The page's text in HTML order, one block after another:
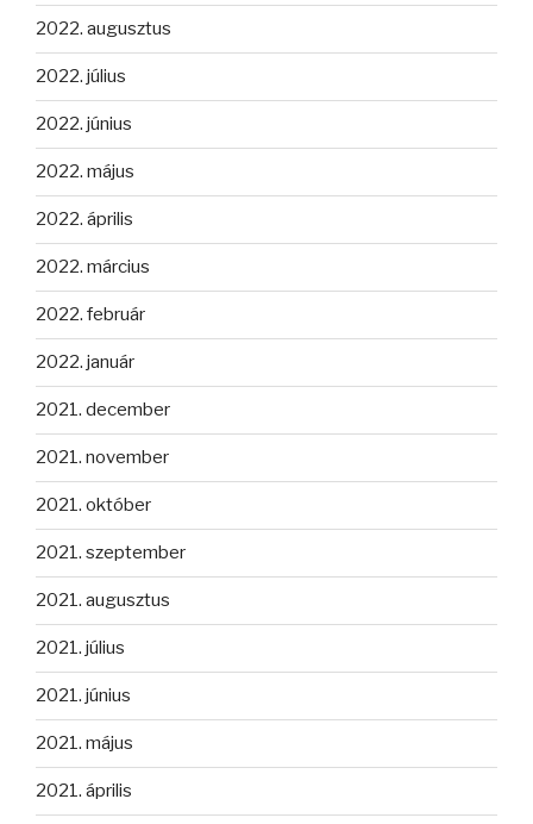
2022. augusztus
2022. július
2022. június
2022. május
2022. április
2022. március
2022. február
2022. január
2021. december
2021. november
2021. október
2021. szeptember
2021. augusztus
2021. július
2021. június
2021. május
2021. április